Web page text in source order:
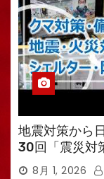
地震対策から
30回「震災対
えるTV・高荷
8月 1, 2026